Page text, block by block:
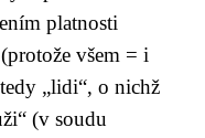
platnosti
všem = i
„lidi“, o nichž